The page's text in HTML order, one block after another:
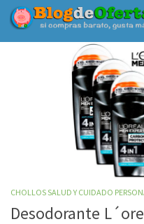
Debajo del contenido
CHOLLOS SALUD Y CUIDADO
Desodorante